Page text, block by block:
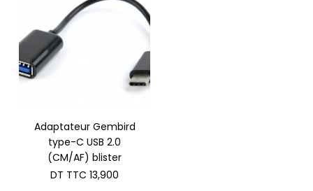
Adaptateur Gembird
type-C USB 2.0
(CM/AF) blister
DT TTC 13,900